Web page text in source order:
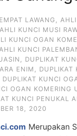
LAWANG
AHLI KUNCI MUSI
KUNCI OGAN
AHLI KUNCI
DUPLIKAT
ENIM DUPLIKAT
DUPLIKAT KUNCI
OGAN KOMERING
KUNCI PENUKAL
18, 2020
Merupakan